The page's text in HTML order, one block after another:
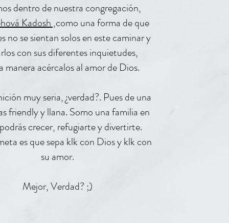
dentro de nuestra congregación,
Kadosh ,como una forma de que
no se sientan solos en este caminar y
con sus diferentes inquietudes,
manera acércalos al amor de Dios.
muy seria, ¿verdad?. Pues de una
friendly y llana. Somo una familia en
crecer, refugiarte y divertirte.
es que sepa klk con Dios y klk con
su amor.
Mejor, Verdad? ;)